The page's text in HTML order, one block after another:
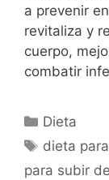
a prevenir
revitaliza y
cuerpo,
combatir
Categorías
Dieta
Etiquetas
dieta
para subir